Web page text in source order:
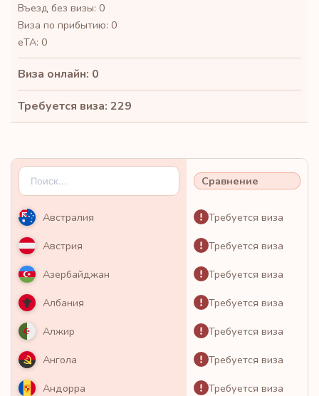
Въезд без визы: 0
Виза по прибытию: 0
eTA: 0
Виза онлайн: 0
Требуется виза: 229
Сравнение
Австралия Требуется виза
Австрия Требуется виза
Азербайджан Требуется виза
Албания Требуется виза
Алжир Требуется виза
Ангола Требуется виза
Андорра Требуется виза